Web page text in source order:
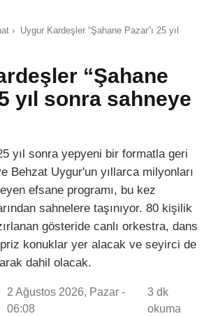
› Uygur Kardeşler “Şahane Pazar”ı 25 yıl
“Şahane
yıl sonra sahneye
yıl sonra yepyeni bir formatla geri
Behzat Uygur'un yıllarca milyonları
efsane programı, bu kez
sahnelere taşınıyor. 80 kişilik
gösteride canlı orkestra, dans
konuklar yer alacak ve seyirci de
dahil olacak.
2 Ağustos 2026, Pazar -
06:08
3 dk
okuma